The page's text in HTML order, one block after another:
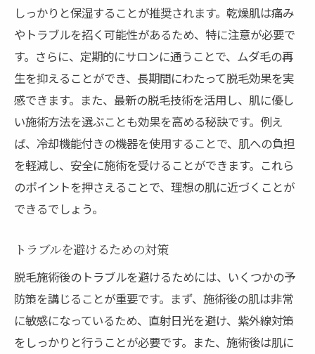
しっかりと保湿することが推奨されます。乾燥肌は痛み
やトラブルを招く可能性があるため、特に注意が必要で
す。さらに、定期的にサロンに通うことで、ムダ毛の再
生を抑えることができ、長期間にわたって脱毛効果を実
感できます。また、最新の脱毛技術を活用し、肌に優し
い施術方法を選ぶことも効果を高める秘訣です。例え
ば、冷却機能付きの機器を使用することで、肌への負担
を軽減し、安全に施術を受けることができます。これら
のポイントを押さえることで、理想の肌に近づくことが
できるでしょう。
トラブルを避けるための対策
脱毛施術後のトラブルを避けるためには、いくつかの予
防策を講じることが重要です。まず、施術後の肌は非常
に敏感になっているため、直射日光を避け、紫外線対策
をしっかりと行うことが必要です。また、施術後は肌に